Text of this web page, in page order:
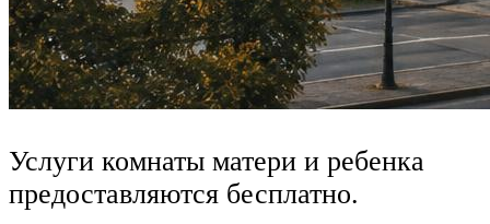
Услуги комнаты матери и ребенка
предоставляются бесплатно.